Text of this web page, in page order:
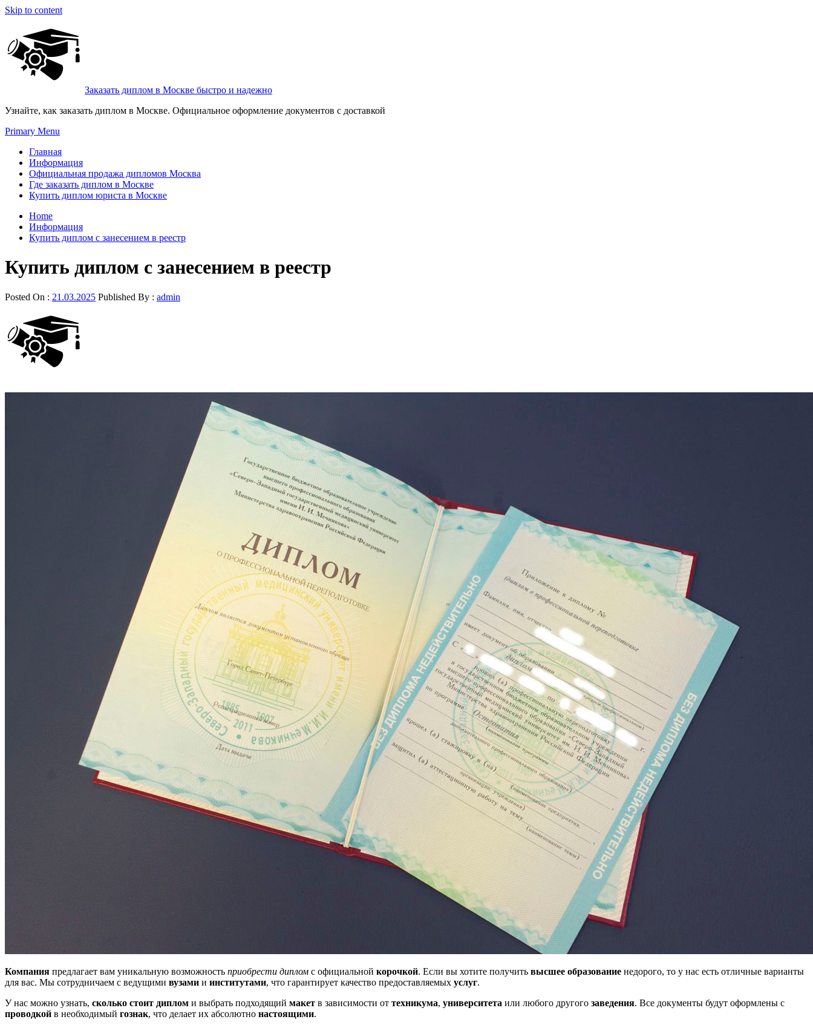
Skip to content
Заказать диплом в Москве быстро и надежно
Узнайте, как заказать диплом в Москве. Официальное оформление документов с доставкой
Primary Menu
Главная
Информация
Официальная продажа дипломов Москва
Где заказать диплом в Москве
Купить диплом юриста в Москве
Home
Информация
Купить диплом с занесением в реестр
Купить диплом с занесением в реестр
Posted On : 21.03.2025 Published By : admin
Компания предлагает вам уникальную возможность приобрести диплом с официальной корочкой. Если вы хотите получить высшее образование недорого, то у нас есть отличные варианты
для вас. Мы сотрудничаем с ведущими вузами и институтами, что гарантирует качество предоставляемых услуг.
У нас можно узнать, сколько стоит диплом и выбрать подходящий макет в зависимости от техникума, университета или любого другого заведения. Все документы будут оформлены с
проводкой в необходимый гознак, что делает их абсолютно настоящими.